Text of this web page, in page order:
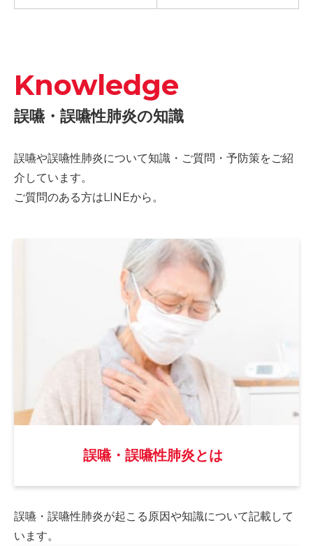
Knowledge
誤嚥・誤嚥性肺炎の知識
誤嚥や誤嚥性肺炎について知識・ご質問・予防策をご紹
介しています。
ご質問のある方はLINEから。
誤嚥・誤嚥性肺炎とは
誤嚥・誤嚥性肺炎が起こる原因や知識について記載して
います。